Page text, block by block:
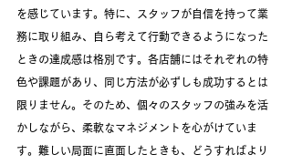
を感じています。特に、スタッフが自信を持って業
務に取り組み、自ら考えて行動できるようになった
ときの達成感は格別です。各店舗にはそれぞれの特
色や課題があり、同じ方法が必ずしも成功するとは
限りません。そのため、個々のスタッフの強みを活
かしながら、柔軟なマネジメントを心がけていま
す。難しい局面に直面したときも、どうすればより